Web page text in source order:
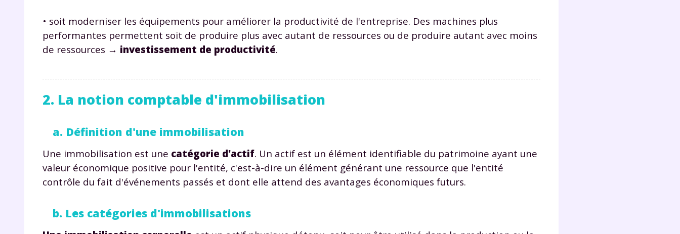
• soit moderniser les équipements pour améliorer la productivité de l'entreprise. Des machines plus
performantes permettent soit de produire plus avec autant de ressources ou de produire autant avec moins
de ressources → investissement de productivité.
2. La notion comptable d'immobilisation
a. Définition d'une immobilisation
Une immobilisation est une catégorie d'actif. Un actif est un élément identifiable du patrimoine ayant une
valeur économique positive pour l'entité, c'est-à-dire un élément générant une ressource que l'entité
contrôle du fait d'événements passés et dont elle attend des avantages économiques futurs.
b. Les catégories d'immobilisations
Fermer
Testez gratuitement pendant 24h
notre plateforme de soutien scolaire !
Fiches de cours et vidéos